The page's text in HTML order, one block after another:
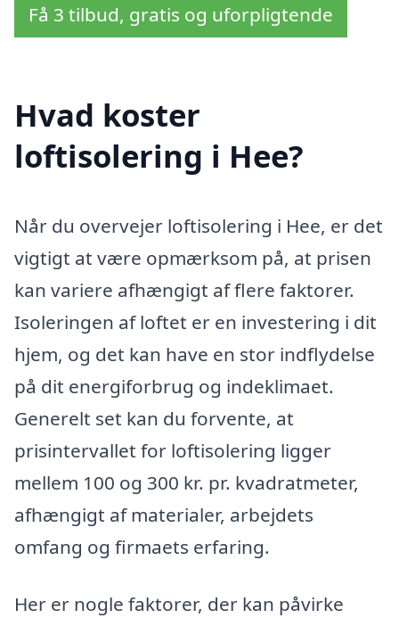
Få 3 tilbud, gratis og uforpligtende
Hvad koster
loftisolering i Hee?
Når du overvejer loftisolering i Hee, er det
vigtigt at være opmærksom på, at prisen
kan variere afhængigt af flere faktorer.
Isoleringen af loftet er en investering i dit
hjem, og det kan have en stor indflydelse
på dit energiforbrug og indeklimaet.
Generelt set kan du forvente, at
prisintervallet for loftisolering ligger
mellem 100 og 300 kr. pr. kvadratmeter,
afhængigt af materialer, arbejdets
omfang og firmaets erfaring.
Her er nogle faktorer, der kan påvirke